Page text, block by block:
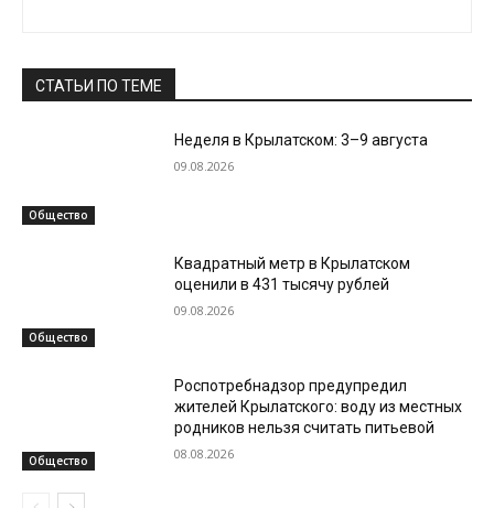
СТАТЬИ ПО ТЕМЕ
Общество
Неделя в Крылатском: 3–9 августа
09.08.2026
Общество
Квадратный метр в Крылатском
оценили в 431 тысячу рублей
09.08.2026
Общество
Роспотребнадзор предупредил
жителей Крылатского: воду из местных
родников нельзя считать питьевой
08.08.2026